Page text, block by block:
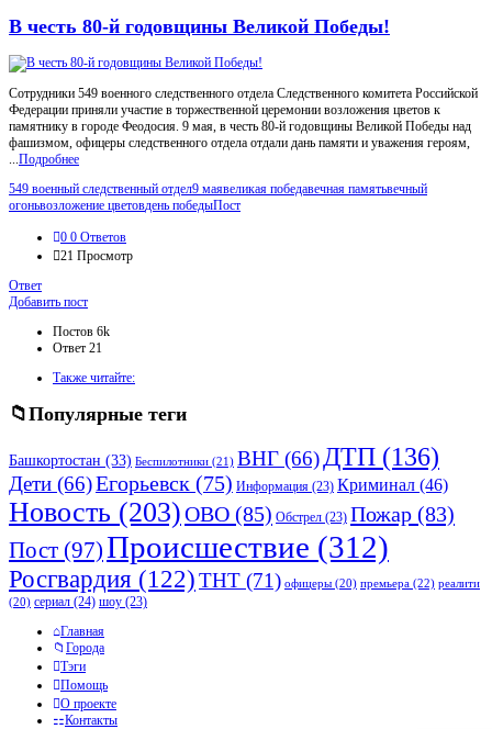
В честь 80-й годовщины Великой Победы!
Сотрудники 549 военного следственного отдела Следственного комитета Российской
Федерации приняли участие в торжественной церемонии возложения цветов к
памятнику в городе Феодосия. 9 мая, в честь 80-й годовщины Великой Победы над
фашизмом, офицеры следственного отдела отдали дань памяти и уважения героям,
...Подробнее
549 военный следственный отдел9 маявеликая победавечная памятьвечный
огоньвозложение цветовдень победыПост
0 0 Ответов
21 Просмотр
Ответ
Боковая
Добавить пост
Статистика
Постов 6k
Ответ 21
Также читайте:
Популярные теги
Башкортостан (33) Беспилотники (21) ВНГ (66) ДТП (136)
Дети (66)Егорьевск (75) Информация (23) Криминал (46)
Новость (203)ОВО (85) Обстрел (23) Пожар (83)
Пост (97)Происшествие (312)
Росгвардия (122)ТНТ (71) офицеры (20) премьера (22) реалити
(20) сериал (24) шоу (23)
Исследовать
Главная
Города
Тэги
Помощь
О проекте
Контакты